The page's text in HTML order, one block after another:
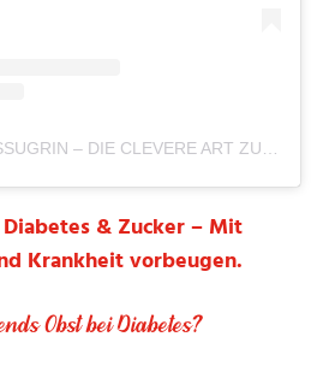
A post shared by ASSUGRIN – DIE CLEVERE ART ZU SÜSSEN! (@assugrin.ch)
Diabetes & Zucker – Mit
Krankheit vorbeugen.
Obst bei Diabetes?